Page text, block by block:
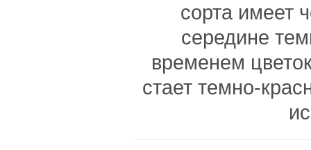
сорта имеет
середине
временем
стает темно-